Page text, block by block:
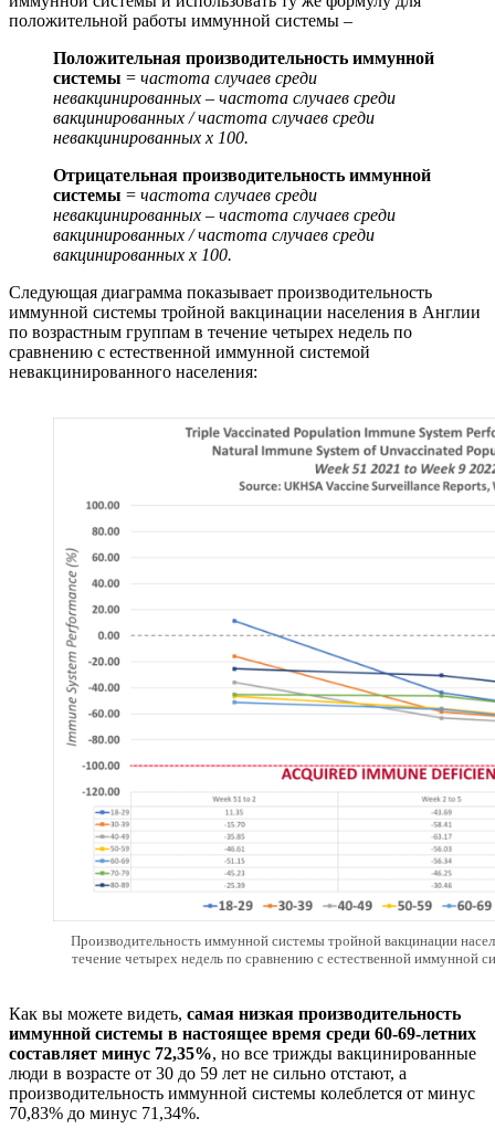
положительной работы иммунной системы –
Положительная производительность иммунной
системы = частота случаев среди
невакцинированных – частота случаев среди
вакцинированных / частота случаев среди
невакцинированных x 100.
Отрицательная производительность иммунной
системы = частота случаев среди
невакцинированных – частота случаев среди
вакцинированных / частота случаев среди
вакцинированных x 100.
Следующая диаграмма показывает производительность
иммунной системы тройной вакцинации населения в Англии
по возрастным группам в течение четырех недель по
сравнению с естественной иммунной системой
невакцинированного населения:
Производительность иммунной системы тройной вакцинации
течение четырех недель по сравнению с естественной иммунной
Как вы можете видеть, самая низкая производительность
иммунной системы в настоящее время среди 60-69-летних
составляет минус 72,35%, но все трижды вакцинированные
люди в возрасте от 30 до 59 лет не сильно отстают, а
производительность иммунной системы колеблется от минус
70,83% до минус 71,34%.